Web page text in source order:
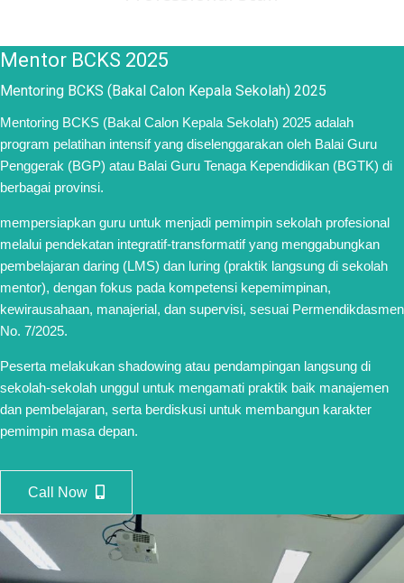
Mentor BCKS 2025
Mentoring BCKS (Bakal Calon Kepala Sekolah) 2025
Mentoring BCKS (Bakal Calon Kepala Sekolah) 2025 adalah
program pelatihan intensif yang diselenggarakan oleh Balai Guru
Penggerak (BGP) atau Balai Guru Tenaga Kependidikan (BGTK) di
berbagai provinsi.
mempersiapkan guru untuk menjadi pemimpin sekolah profesional
melalui pendekatan integratif-transformatif yang menggabungkan
pembelajaran daring (LMS) dan luring (praktik langsung di sekolah
mentor), dengan fokus pada kompetensi kepemimpinan,
kewirausahaan, manajerial, dan supervisi, sesuai Permendikdasmen
No. 7/2025.
Peserta melakukan shadowing atau pendampingan langsung di
sekolah-sekolah unggul untuk mengamati praktik baik manajemen
dan pembelajaran, serta berdiskusi untuk membangun karakter
pemimpin masa depan.
Call Now